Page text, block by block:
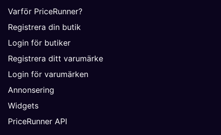
Varför PriceRunner?
Registrera din butik
Login för butiker
Registrera ditt varumärke
Login för varumärken
Annonsering
Widgets
PriceRunner API